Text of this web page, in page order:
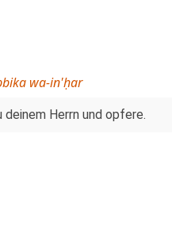
wa-in'ḥar
deinem Herrn und opfere.